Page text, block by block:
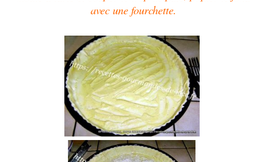
avec une fourchette.